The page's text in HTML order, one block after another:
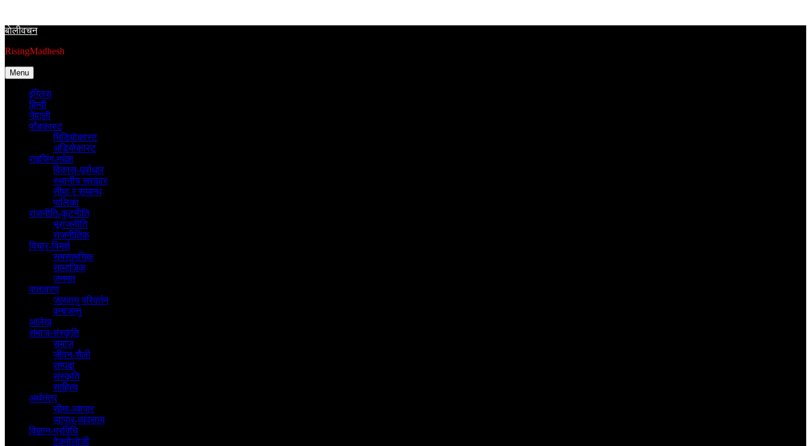
content
बाेलीवचन
RisingMadhesh
Menu
इंग्लिस
हिन्दी
नेपाली
पाँडकास्ट
भिडियाेकास्ट
अडियाेकास्ट
राइजिंग-मधेश
विकास-पूर्वाधार
स्थानीय सरकार
सीमा र सम्बन्ध
पालिका
राजनीति-कुटनीति
भूराजनीति
राजनीतिक
विचार-विमर्श
समसामयिक
सामाजिक
जनमत
वातावरण
जलवायु परिवर्तन
वन्यजन्तु
आलेख
समाज-संस्कृति
समाज
जीवन-शैली
सम्पदा
संस्कृति
साहित्य
अर्थतंत्र
सीमा-व्यापार
व्यापार-व्यवसाय
विज्ञान-प्रविधि
टेक्नोलोजी